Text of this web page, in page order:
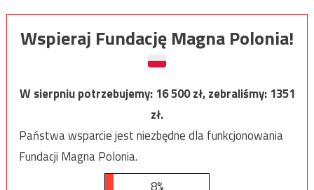
Wspieraj Fundację Magna Polonia!
W sierpniu potrzebujemy:16 500zł, zebraliśmy:1351
zł.
Państwa wsparcie jest niezbędne dla funkcjonowania
Fundacji Magna Polonia.
8%